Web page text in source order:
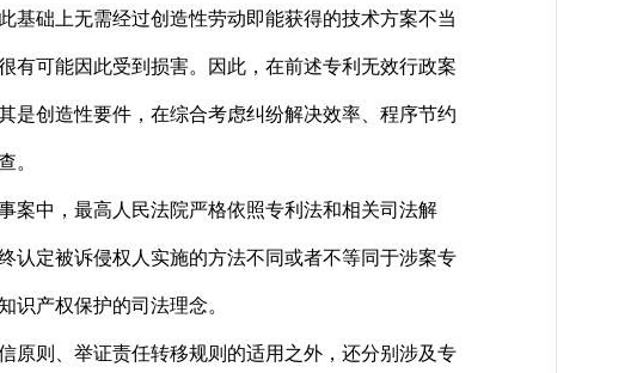
基础上无需经过创造性劳动即能获得的技术方案不当
有可能因此受到损害。因此，在前述专利无效行政案
是创造性要件，在综合考虑纠纷解决效率、程序节约
。
中，最高人民法院严格依照专利法和相关司法解
认定被诉侵权人实施的方法不同或者不等同于涉案专
识产权保护的司法理念。
则、举证责任转移规则的适用之外，还分别涉及专